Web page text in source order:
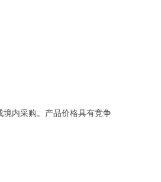
内采购。产品价格具有竞争